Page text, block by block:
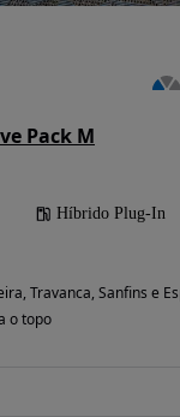
Pack M
Híbrido Plug-In
Travanca, Sanfins e
o topo